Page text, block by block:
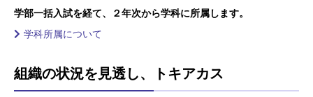
学部一括入試を経て、２年次から学科に所属します。
学科所属について
組織の状況を見透し、トキアカス